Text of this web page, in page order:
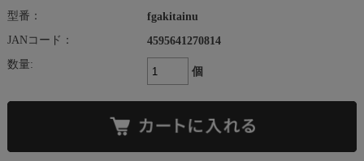
型番：
fgakitainu
JANコード：
4595641270814
数量:
個